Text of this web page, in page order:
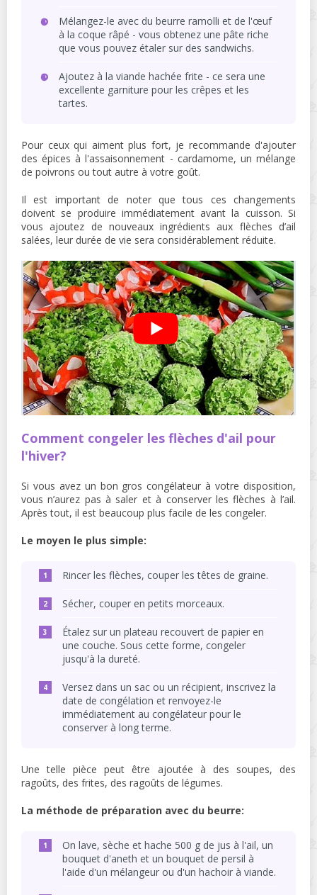
Mélangez-le avec du beurre ramolli et de l'œuf
à la coque râpé - vous obtenez une pâte riche
que vous pouvez étaler sur des sandwichs.
Ajoutez à la viande hachée frite - ce sera une
excellente garniture pour les crêpes et les
tartes.
Pour ceux qui aiment plus fort, je recommande d'ajouter
des épices à l'assaisonnement - cardamome, un mélange
de poivrons ou tout autre à votre goût.
Il est important de noter que tous ces changements
doivent se produire immédiatement avant la cuisson. Si
vous ajoutez de nouveaux ingrédients aux flèches d’ail
salées, leur durée de vie sera considérablement réduite.
Comment congeler les flèches d'ail pour
l'hiver?
Si vous avez un bon gros congélateur à votre disposition,
vous n’aurez pas à saler et à conserver les flèches à l’ail.
Après tout, il est beaucoup plus facile de les congeler.
Le moyen le plus simple:
Rincer les flèches, couper les têtes de graine.
Sécher, couper en petits morceaux.
Étalez sur un plateau recouvert de papier en
une couche. Sous cette forme, congeler
jusqu'à la dureté.
Versez dans un sac ou un récipient, inscrivez la
date de congélation et renvoyez-le
immédiatement au congélateur pour le
conserver à long terme.
Une telle pièce peut être ajoutée à des soupes, des
ragoûts, des frites, des ragoûts de légumes.
La méthode de préparation avec du beurre:
On lave, sèche et hache 500 g de jus à l'ail, un
bouquet d'aneth et un bouquet de persil à
l'aide d'un mélangeur ou d'un hachoir à viande.